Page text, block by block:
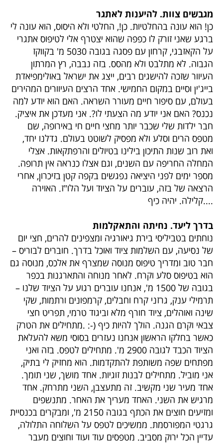
מגבשים צוות. להיענות לאתגר
כן! הוא עונה בהחלטיות. כן!, החלטי ולא היסוס, הוא עונה לי
ברגע שאני זורק לו כפפה שהוא יצטרף אלי לטיפוס אתגרי
על הקאזבגי, קרחון עם פסגה בגובה 5030 מ' בקווקז
הגבוה. לא מתלבט ולא מהסס. בזה נבבה, רץ המרתון
העיוור שזכה להישגים רבים, ייצג את ישראל באולימפיאדת
בייג'ין וסיים במקום החמישי. אחד הרצים העיוורים המהירים
בעולם, עם סיפור חיים מעורר השראה. האם הוא יודע למה
נכנס? האם אני יודע מה הצעתי לו?. אני מעדכן את איציק.
חבר ילדות שלי שכבר יותר מחצי חיים חי באירופה, שם
מטפס הרים וסלע ולא מפסיק לשוטט בעולם. גדלנו יחד,
ואת רוב שנות התיכון בילינו בטיולים והרפתקאות. אצלי
המחלה החריפה עם השנים, וגם אצלו כנראה אין תרופה.
מספר ימים לפני היציאה נפגשים בקפה קטן בזיכרון, אחרי
הרצאה של בזה, עוברים על הציוד ועל הלו"ז. האוירה
קלילה. יהיה כיף....
בדרך ליעד. נחיתה והתאקלמות
נוחתים בטביליסי בירת גיאורגיה ומצפינים להרים, חצי יום
של נסיעה, עם השלמות ציוד ואוכל בדרך. חוברים לבוריס –
חבר טוב ומדריך טיפוס מנוסה שמצרף את אלכס, מנוסה גם
הוא בטיפוס סלע וקרח. לאחר מנוחה והתארגנות בכפר
בגובה של 1500 מ', אנחנו עוברים רגוע על הציוד שלנו –
תרמילי ענק, גרזני קרח וחבלים, קרמפונים ורתמות, שקי
שינה ואוהלים, ציוד חורף מלא וביגוד טרמי, תפריט חצי
צבאי וקרם הגנה. הולך להיות כיף (-: .מתחילים את הטרק
כאשר בחלקו הראשון אנחנו נעזרים בסוסי משא להעלאת
הציוד הכבד לגובה 2900 מ'. מתחילים לטפס. בזה ואני
מפתחים שפה משותפת להתקדמות. הוא מחזיק לי בתיק,
אני מוביל. מתחילים לבנות זוגיות. אחד מושך, שני תומך.
אחד מעיר שני מקשיב. זה מתעצבן, השני מתרחק. אחד
מרגיש את השני. האחד מעריך את האחר. מתנשפים
ומזיעים חוצים את הכתף בגובה 2150 מ', ומבקרים בכנסיית
גרגטי המפורסמת. ממשיכים לטפס על השלוחה התלולה,
עדיין הכל ירוק מסביב. מטפסים עוד ועוד וחוצים מעבר